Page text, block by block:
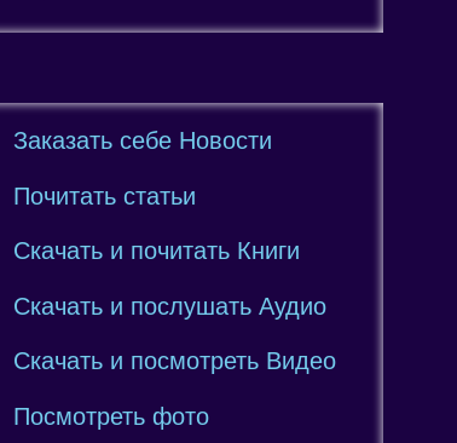
Заказать себе Новости
Почитать статьи
Скачать и почитать Книги
Скачать и послушать Аудио
Скачать и посмотреть Видео
Посмотреть фото